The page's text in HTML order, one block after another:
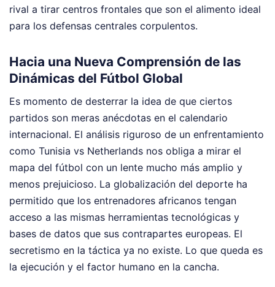
rival a tirar centros frontales que son el alimento ideal
para los defensas centrales corpulentos.
Hacia una Nueva Comprensión de las
Dinámicas del Fútbol Global
Es momento de desterrar la idea de que ciertos
partidos son meras anécdotas en el calendario
internacional. El análisis riguroso de un enfrentamiento
como Tunisia vs Netherlands nos obliga a mirar el
mapa del fútbol con un lente mucho más amplio y
menos prejuicioso. La globalización del deporte ha
permitido que los entrenadores africanos tengan
acceso a las mismas herramientas tecnológicas y
bases de datos que sus contrapartes europeas. El
secretismo en la táctica ya no existe. Lo que queda es
la ejecución y el factor humano en la cancha.